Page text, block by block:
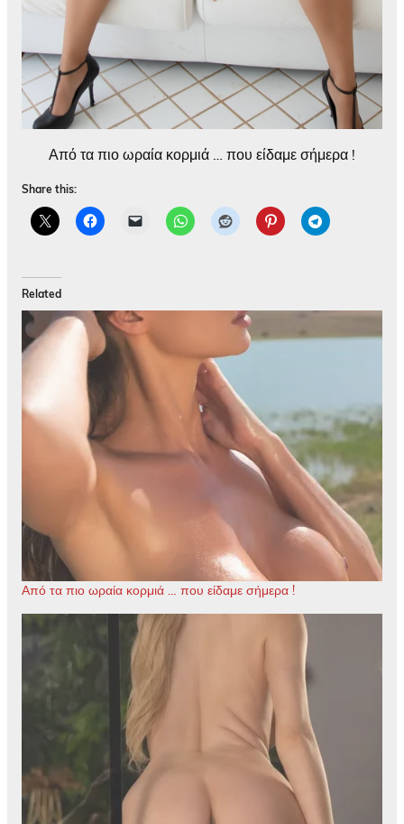
Από τα πιο ωραία κορμιά … που είδαμε σήμερα !
Share this:
Related
Από τα πιο ωραία κορμιά … που είδαμε σήμερα !